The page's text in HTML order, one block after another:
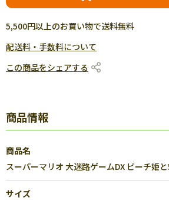
5,500円以上のお買い物で送料無料
配送料・手数料について
この商品をシェアする
商品情報
商品名
スーパーマリオ 大迷路ゲームDX ピーチ姫と
サイズ